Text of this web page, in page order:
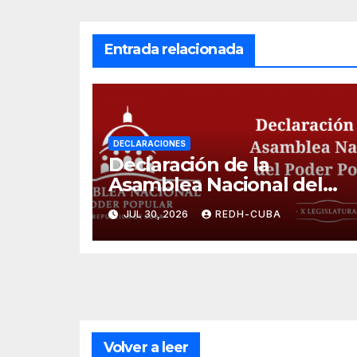
Entrada relacionada
DECLARACIONES
Declaración de la
Asamblea Nacional del
Poder Popular, ¡Cesen el
cerco energético y el
castigo colectivo al
JUL 30, 2026 REDH-CUBA
Volver a leer